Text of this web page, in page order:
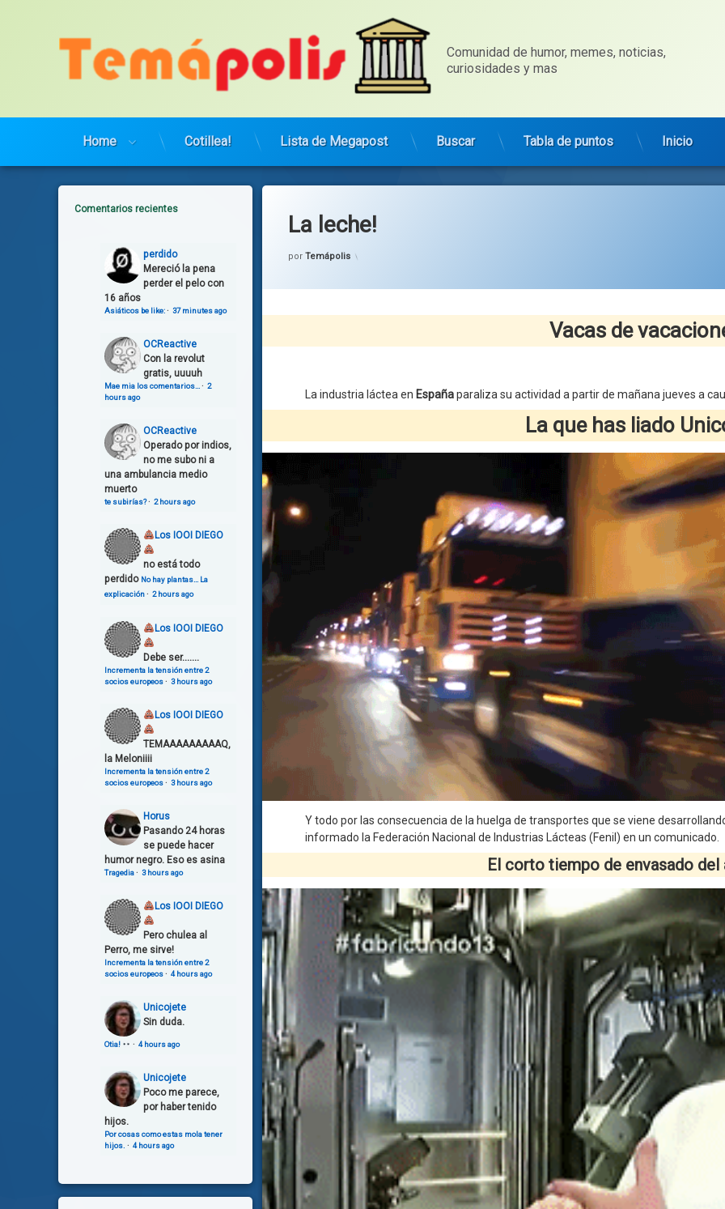
Comunidad de humor, memes, noticias,
curiosidades y mas
Home Cotillea! Lista de Megapost Buscar Tabla de puntos Inicio
La leche!
por Temápolis
Vacas de
La industria láctea en Españaparaliza su actividad a partir de mañana jueves a
La que has liado
Y todo por las consecuencia de la huelga de transportes que se viene
informado la Federación Nacional de Industrias Lácteas (Fenil) en un comunicado.
El corto tiempo de envasado
Comentarios recientes
perdido
Mereció la pena
perder el pelo con
16 años
Asiáticos be like:· 37 minutes ago
OCReactive
Con la revolut
gratis, uuuuh
Mae mia los comentarios… · 2
hours ago
OCReactive
Operado por indios,
no me subo ni a
una ambulancia medio
muerto
te subirías?· 2 hours ago
Los IOOI DIEGO
no está todo
perdido No hay plantas… La
explicación· 2 hours ago
Los IOOI DIEGO
Debe ser.......
Incrementa la tensión entre 2
socios europeos· 3 hours ago
Los IOOI DIEGO
TEMAAAAAAAAAQ,
la Meloniiii
Incrementa la tensión entre 2
socios europeos· 3 hours ago
Horus
Pasando 24 horas
se puede hacer
humor negro. Eso es asina
Tragedia· 3 hours ago
Los IOOI DIEGO
Pero chulea al
Perro, me sirve!
Incrementa la tensión entre 2
socios europeos· 4 hours ago
Unicojete
Sin duda.
Otia! · 4 hours ago
Unicojete
Poco me parece,
por haber tenido
hijos.
Por cosas como estas mola tener
hijos. · 4 hours ago